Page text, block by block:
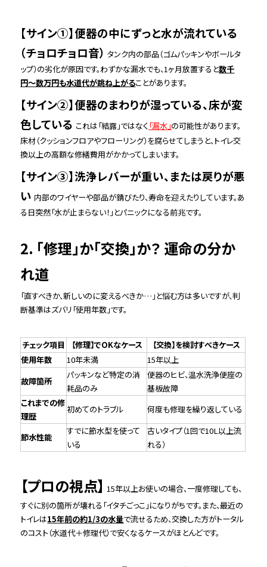
【サイン①】便器の中にずっと水が流れている
（チョロチョロ音） タンク内の部品（ゴムパッキンやボールタ
ップ）の劣化が原因です。わずかな漏水でも、1ヶ月放置すると数千
円〜数万円も水道代が跳ね上がることがあります。
【サイン②】便器のまわりが湿っている、床が変
色している これは「結露」ではなく 「漏水」の可能性があります。
床材（クッションフロアやフローリング）を腐らせてしまうと、トイレ交
換以上の高額な修繕費用がかかってしまいます。
【サイン③】洗浄レバーが重い、または戻りが悪
い 内部のワイヤーや部品が錆びたり、寿命を迎えたりしています。あ
る日突然「水が止まらない！」とパニックになる前兆です。
2. 「修理」か「交換」か？ 運命の分か
れ道
「直すべきか、新しいのに変えるべきか…」と悩む方は多いですが、判
断基準はズバリ「使用年数」です。
チェック項目 【修理】でOKなケース
【交換】を検討すべきケース
使用年数
10年未満
15年以上
故障箇所
パッキンなど特定の消
耗品のみ
便器のヒビ、温水洗浄便座の
基板故障
これまでの修
理歴
初めてのトラブル 何度も修理を繰り返している
節水性能
すでに節水型を使って
いる
古いタイプ（1回で10L以上流
れる）
【プロの視点】 15年以上お使いの場合、一度修理しても、
すぐに別の箇所が壊れる「イタチごっこ」になりがちです。また、最近の
トイレは15年前の約1/3の水量で流せるため、交換した方がトータル
のコスト（水道代＋修理代）で安くなるケースがほとんどです。